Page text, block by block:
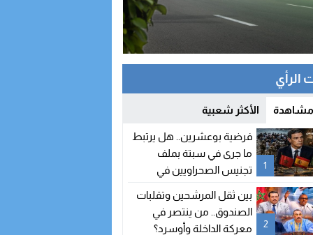
الرأي
مشاهدة الأكثر شعبية
1
فرضية بوعشرين.. هل يرتبط
ما جرى في سبتة بملف
تجنيس الصحراويين في
2
بين ثقل المرشحين وتقلبات
الصندوق.. من ينتصر في
معركة الداخلة وأوسرد؟